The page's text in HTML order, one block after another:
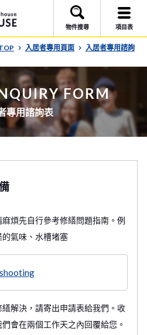
物件搜尋 項目表
入居者專用頁面
入居者專用諮詢
FORM
專用諮詢表
煩先自行參考修繕問題指南。例
氣味、水槽堵塞
解決，請寄出申請表給我們。收
會在兩個工作天之內回覆給您。